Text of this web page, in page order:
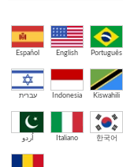
Español English Português
עברית Indonesia Kiswahili
اُردو Italiano 한국어